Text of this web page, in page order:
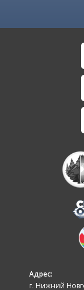
Адрес:
г. Нижний